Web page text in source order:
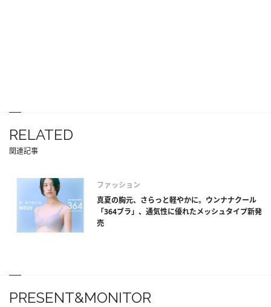
RELATED
関連記事
ファッション
真夏の胸元、さらっと軽やかに。ウンナナクール
「364ブラ」、通気性に優れたメッシュタイプ新発
売
PRESENT&MONITOR